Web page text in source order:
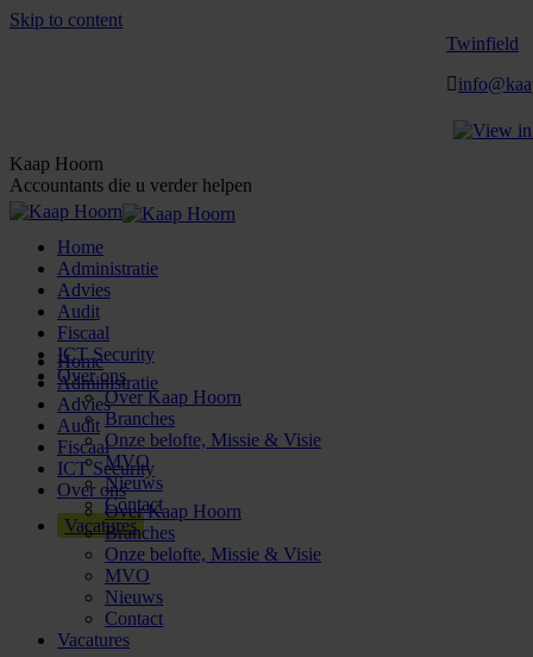
Skip to content
Twinfield
Kaap Hoorn
Accountants die u verder helpen
Home
Administratie
Advies
Audit
Fiscaal
ICT Security
Over ons
Over Kaap Hoorn
Branches
Onze belofte, Missie & Visie
MVO
Nieuws
Contact
Vacatures
Home
Administratie
Advies
Audit
Fiscaal
ICT Security
Over ons
Over Kaap Hoorn
Branches
Onze belofte, Missie & Visie
MVO
Nieuws
Contact
Vacatures